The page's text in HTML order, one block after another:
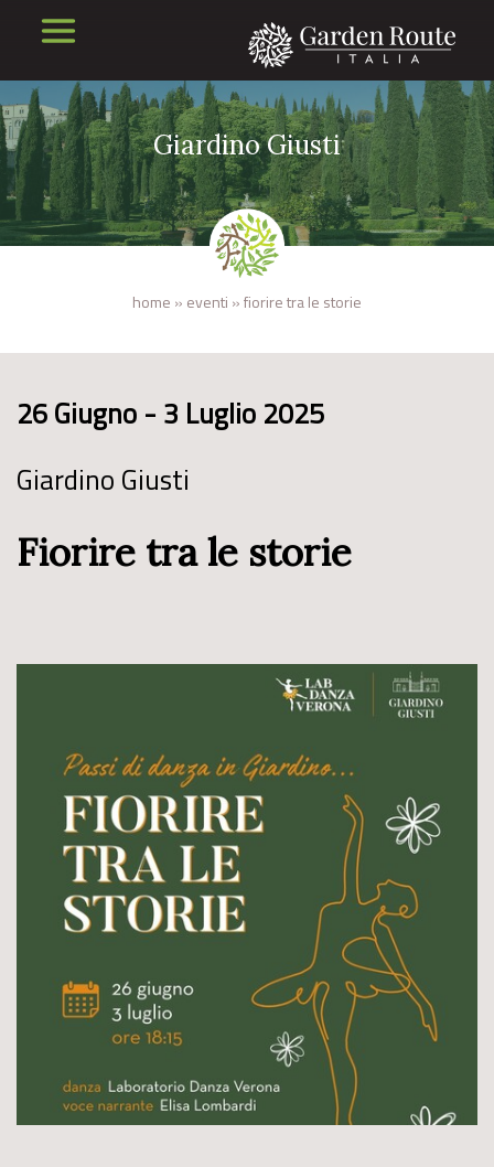
Giardino Giusti
home » eventi »fiorire tra le storie
26 Giugno - 3 Luglio 2025
Giardino Giusti
Fiorire tra le storie